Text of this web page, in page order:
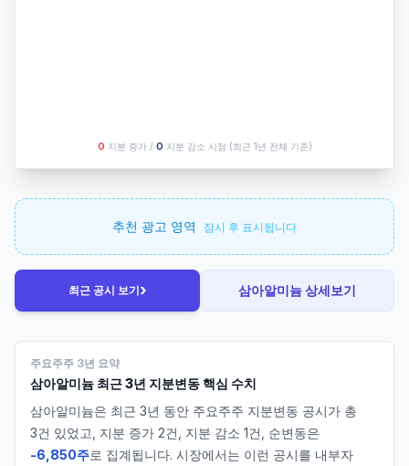
O 지분 증가 / O 지분 감소 시점 (최근 1년 전체 기준)
추천 광고 영역 잠시 후 표시됩니다
최근 공시 보기› 삼아알미늄상세보기
주요주주 3년 요약
삼아알미늄 최근 3년 지분변동 핵심 수치
삼아알미늄은 최근 3년 동안 주요주주 지분변동 공시가 총
3건 있었고, 지분 증가 2건, 지분 감소 1건, 순변동은
-6,850주로 집계됩니다. 시장에서는 이런 공시를 내부자